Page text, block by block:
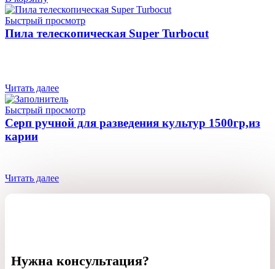
Быстрый просмотр
Пила телескопическая Super Turbocut
Читать далее
Быстрый просмотр
Серп ручной для разведения культур 1500гр,из
карии
Читать далее
Нужна консультация?